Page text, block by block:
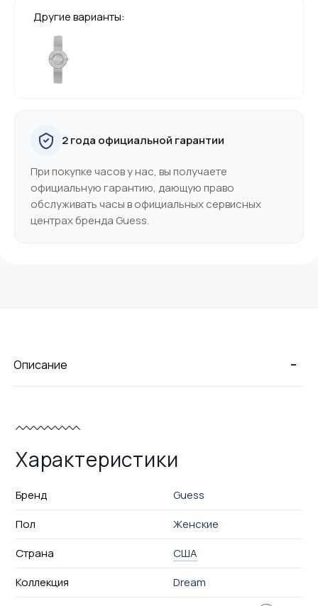
Другие варианты:
2 года официальной гарантии
При покупке часов у нас, вы получаете
официальную гарантию, дающую право
обслуживать часы в официальных сервисных
центрах бренда Guess.
-
Описание
Характеристики
Бренд
Guess
Пол
Женские
Страна
США
Коллекция
Dream